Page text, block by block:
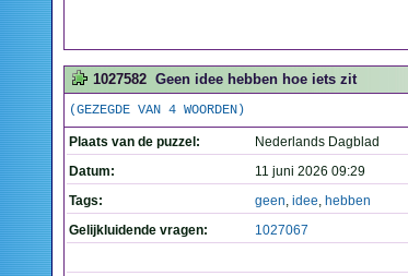
1027582 Geen idee hebben hoe iets zit
(GEZEGDE VAN 4 WOORDEN)
Plaats van de puzzel:
Nederlands Dagblad
Datum:
11 juni 2026 09:29
Tags:
geen, idee, hebben
Gelijkluidende vragen:
1027067